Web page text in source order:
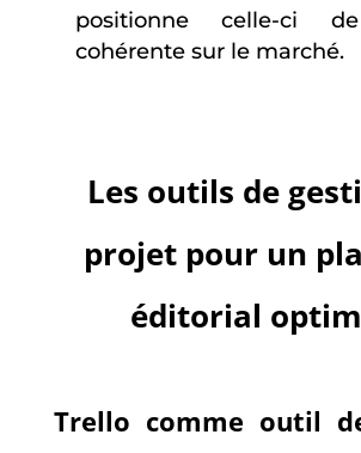
positionne celle-ci
cohérente sur le marché.
Les outils de
projet pour un
éditorial
Trello comme outil